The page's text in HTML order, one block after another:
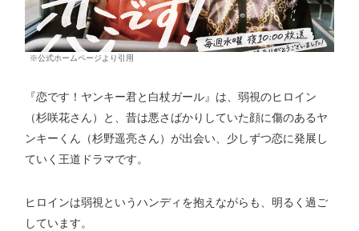
※公式ホームページより引用
『恋です！ヤンキー君と白杖ガール』は、弱視のヒロイン
（杉咲花さん）と、昔は悪さばかりしていた顔に傷のあるヤ
ンキーくん（杉野遥亮さん）が出会い、少しずつ恋に発展し
ていく王道ドラマです。
ヒロインは弱視というハンディを抱えながらも、明るく過ご
しています。